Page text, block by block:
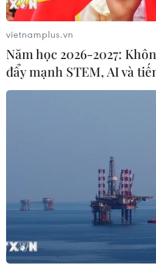
vietnamplus.vn
Năm học 2026-2027:
đẩy mạnh STEM, AI và